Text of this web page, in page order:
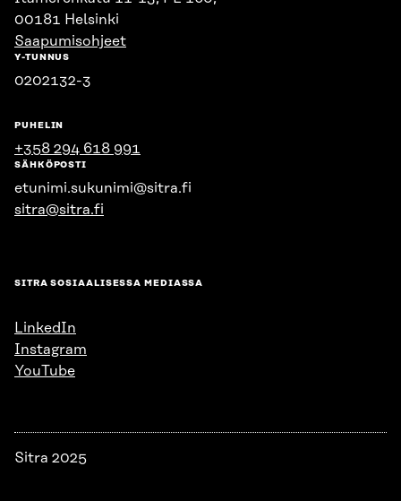
00181 Helsinki
Saapumisohjeet
Y-TUNNUS
0202132-3
PUHELIN
+358 294 618 991
SÄHKÖPOSTI
etunimi.sukunimi@sitra.fi
sitra@sitra.fi
SITRA SOSIAALISESSA MEDIASSA
LinkedIn
Instagram
YouTube
Sitra 2025